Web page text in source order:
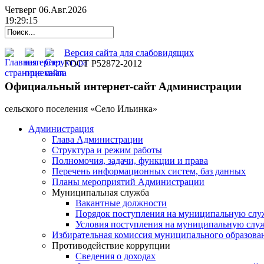
Четверг 06.Авг.2026
19:29:16
Версия сайта для слабовидящих
ГОСТ Р52872-2012
Официальный интернет-сайт Администрации
cельского поселения «Село Ильинка»
Администрация
Глава Администрации
Структура и режим работы
Полномочия, задачи, функции и права
Перечень информационных систем, баз данных
Планы мероприятий Администрации
Муниципальная служба
Вакантные должности
Порядок поступления на муниципальную
Условия поступления на муниципальную
Избирательная комиссия муниципального
Противодействие коррупции
Сведения о доходах